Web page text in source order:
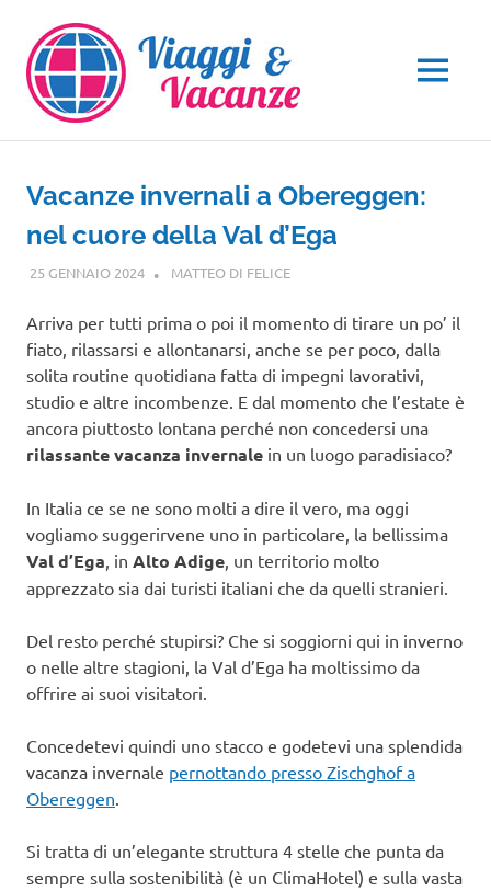
contenuto
MENU
Vacanze invernali a Obereggen:
nel cuore della Val d’Ega
25 GENNAIO 2024 MATTEO DI FELICETRENTINO ALTO ADIGE
Arriva per tutti prima o poi il momento di tirare un po’ il
fiato, rilassarsi e allontanarsi, anche se per poco, dalla
solita routine quotidiana fatta di impegni lavorativi,
studio e altre incombenze. E dal momento che l’estate è
ancora piuttosto lontana perché non concedersi una
rilassante vacanza invernale in un luogo paradisiaco?
In Italia ce se ne sono molti a dire il vero, ma oggi
vogliamo suggerirvene uno in particolare, la bellissima
Val d’Ega, in Alto Adige, un territorio molto
apprezzato sia dai turisti italiani che da quelli stranieri.
Del resto perché stupirsi? Che si soggiorni qui in inverno
o nelle altre stagioni, la Val d’Ega ha moltissimo da
offrire ai suoi visitatori.
Concedetevi quindi uno stacco e godetevi una splendida
vacanza invernale pernottando presso Zischghof a
Obereggen.
Si tratta di un’elegante struttura 4 stelle che punta da
sempre sulla sostenibilità (è un ClimaHotel) e sulla vasta